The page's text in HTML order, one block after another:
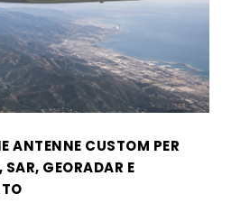
ANTENNE CUSTOM PER
GEORADAR E